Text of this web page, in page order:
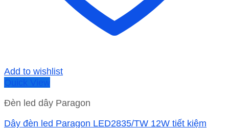
Add to wishlist
Quick View
Đèn led dây Paragon
Dây đèn led Paragon LED2835/TW 12W tiết kiệm